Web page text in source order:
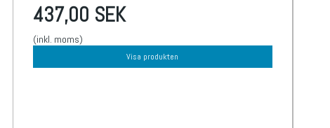
437,00 SEK
(inkl. moms)
Visa produkten